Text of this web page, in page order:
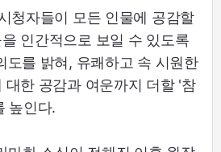
청자들이 모든 인물에 공감할
인간적으로 보일 수 있도록
도를 밝혀, 유쾌하고 속 시원한
대한 공감과 여운까지 더할 '참
높인다.